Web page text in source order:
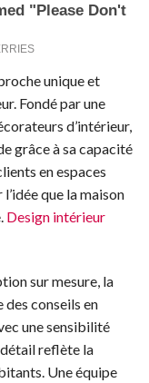
unique et
Fondé par une
d’intérieur,
grâce à sa capacité
en espaces
que la maison
Design intérieur
sur mesure, la
des conseils en
une sensibilité
reflète la
Une équipe